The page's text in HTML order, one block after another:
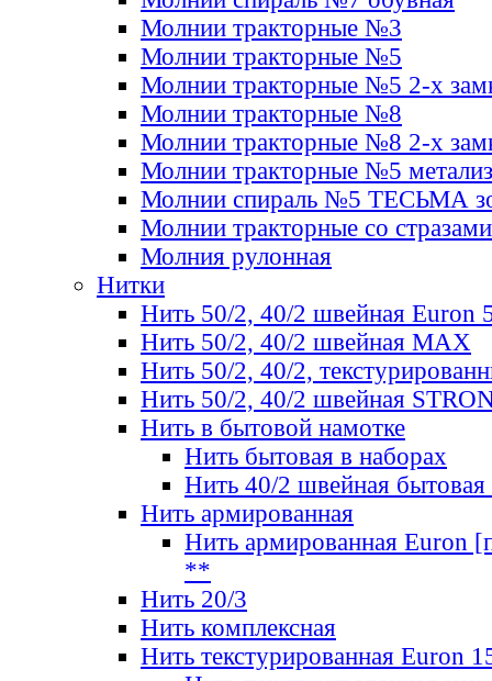
Молнии тракторные №3
Молнии тракторные №5
Молнии тракторные №5 2-х
Молнии тракторные №8
Молнии тракторные №8 2-х
Молнии тракторные №5
Молнии спираль №5 ТЕСЬМА
Молнии тракторные со стразами
Молния рулонная
Нитки
Нить 50/2, 40/2 швейная Euron
Нить 50/2, 40/2 швейная МАХ
Нить 50/2, 40/2,
Нить 50/2, 40/2 швейная
Нить в бытовой намотке
Нить бытовая в наборах
Нить 40/2 швейная бытовая
Нить армированная
Нить армированная Euron
**
Нить 20/3
Нить комплексная
Нить текстурированная Euron